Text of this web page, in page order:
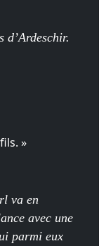
d’Ardeschir.
»
va en
avec une
parmi eux